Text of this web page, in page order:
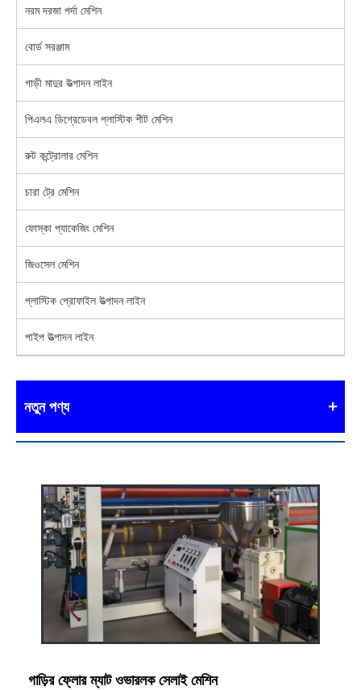
নরম দরজা পর্দা মেশিন
বোর্ড সরঞ্জাম
গাড়ী মাদুর উত্পাদন লাইন
পিএলএ ডিগ্রেডেবল প্লাস্টিক শীট মেশিন
রুট কন্ট্রোলার মেশিন
চারা ট্রে মেশিন
ফোস্কা প্যাকেজিং মেশিন
জিওসেল মেশিন
প্লাস্টিক প্রোফাইল উত্পাদন লাইন
পাইপ উত্পাদন লাইন
নতুন পণ্য
গাড়ির ফ্লোর ম্যাট ওভারলক সেলাই মেশিন